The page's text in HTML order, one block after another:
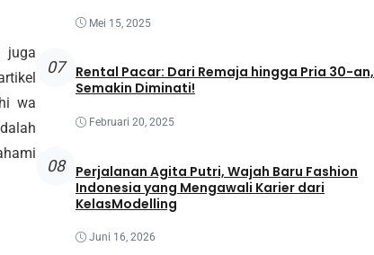
juga
wa
Mei 15, 2025
07
Rental Pacar: Dari Remaja hingga Pria 30-an,
Semakin Diminati!
Februari 20, 2025
08
Perjalanan Agita Putri, Wajah Baru Fashion
Indonesia yang Mengawali Karier dari
KelasModelling
Juni 16, 2026